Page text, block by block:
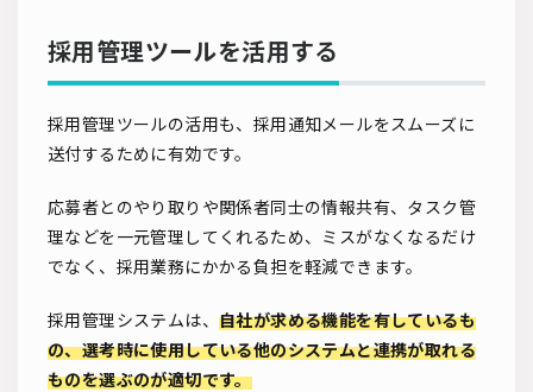
採用管理ツールを活用する
採用管理ツールの活用も、採用通知メールをスムーズに
送付するために有効です。
応募者とのやり取りや関係者同士の情報共有、タスク管
理などを一元管理してくれるため、ミスがなくなるだけ
でなく、採用業務にかかる負担を軽減できます。
採用管理システムは、 自社が求める機能を有しているも
の、選考時に使用している他のシステムと連携が取れる
ものを選ぶのが適切です。